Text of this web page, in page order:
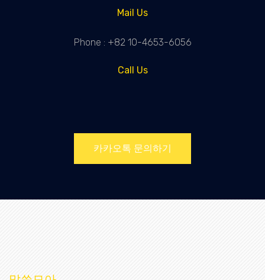
Mail Us
Phone : +82 10-4653-6056
Call Us
카카오톡 문의하기